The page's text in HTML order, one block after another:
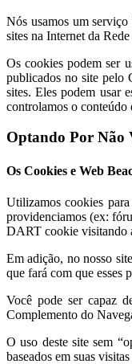
Nós usamos um
sites na Internet da
Os cookies podem ser
publicados no site pelo
sites. Eles podem usar
controlamos o conteúdo
Optando Por Não
Os Cookies e Web
Utilizamos cookies
providenciamos (ex:
DART cookie visitando
Em adição, no nosso
que fará com que esses
Você pode ser capaz
Complemento do
O uso deste site sem
baseados em suas